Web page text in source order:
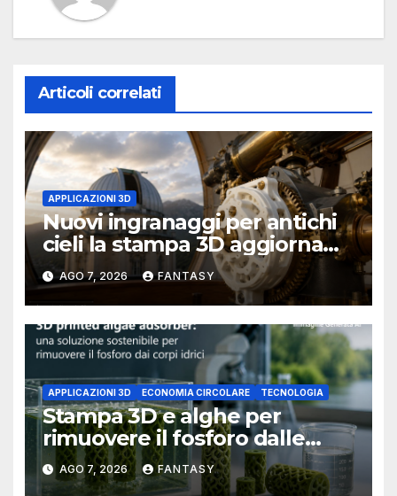
Articoli correlati
APPLICAZIONI 3D
Nuovi ingranaggi per antichi
cieli la stampa 3D aggiorna
un osservatorio del 1930 della
University of Arkansas at
Little Rock
AGO 7, 2026 FANTASY
APPLICAZIONI 3D ECONOMIA CIRCOLARE TECNOLOGIA
Stampa 3D e alghe per
rimuovere il fosforo dalle
acque il progetto della
Florida Atlantic University
AGO 7, 2026 FANTASY